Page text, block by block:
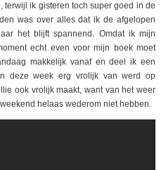
ik gisteren toch super goed in de
was over alles dat ik de afgelopen
het blijft spannend. Omdat ik mijn
echt even voor mijn boek moet
makkelijk vanaf en deel ik een
deze week erg vrolijk van werd op
ook vrolijk maakt, want van het weer
helaas wederom niet hebben.